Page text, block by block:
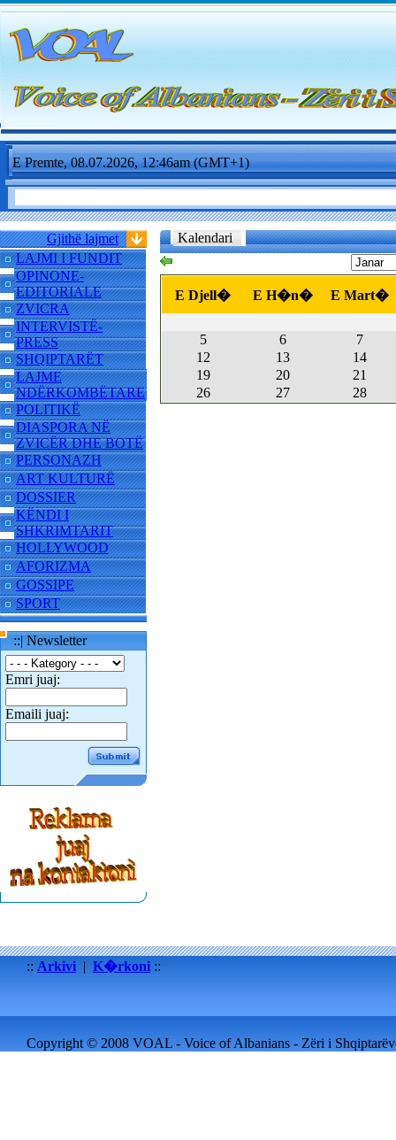
E Premte, 08.07.2026, 12:46am (GMT+1)
Gjithë lajmet
LAJMI I FUNDIT
OPINONE-
EDITORIALE
ZVICRA
INTERVISTË-
PRESS
SHQIPTARËT
LAJME
NDËRKOMBËTARE
POLITIKË
DIASPORA NË
ZVICËR DHE BOTË
PERSONAZH
ART KULTURË
DOSSIER
KËNDI I
SHKRIMTARIT
HOLLYWOOD
AFORIZMA
GOSSIPE
SPORT
::| Newsletter
Emri juaj:
Emaili juaj:
Kalendari
E Djell� E H�n� E Mart�
5 6
7
12
13
14
19
20
21
26
27 28
:: Arkivi | K�rkoni ::
Copyright © 2008 VOAL - Voice of Albanians - Zëri i